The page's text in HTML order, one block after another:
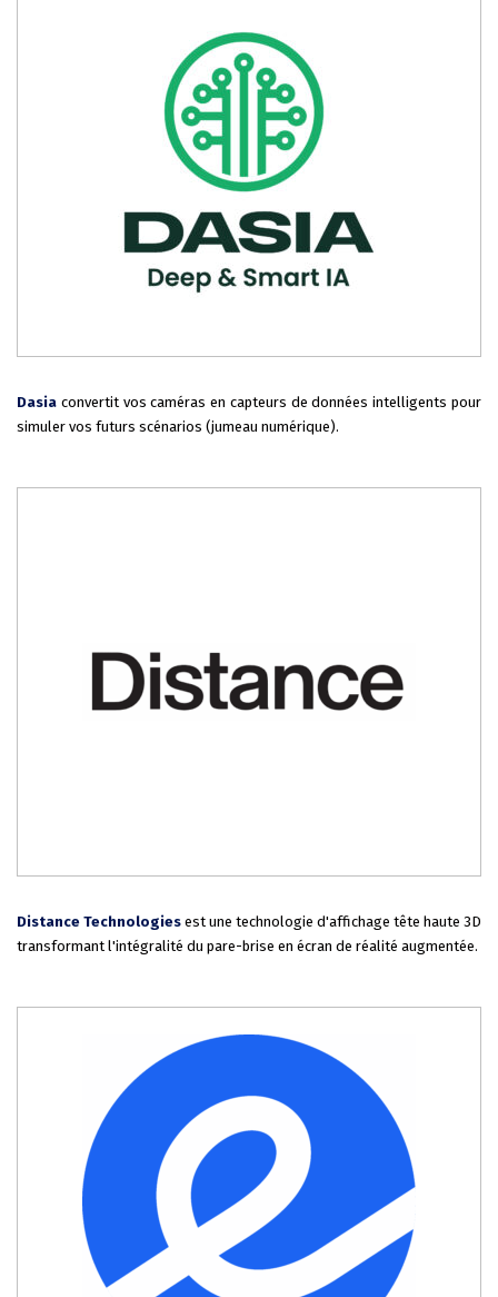
Dasia convertit vos caméras en capteurs de données intelligents pour
simuler vos futurs scénarios (jumeau numérique).
Distance Technologies est une technologie d'affichage tête haute 3D
transformant l'intégralité du pare-brise en écran de réalité augmentée.